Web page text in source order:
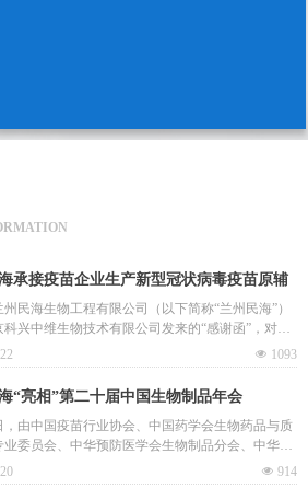
承接疫苗企业生产新型冠状病毒疫苗原辅
清供应的重要任务
民海生物工程有限公司（以下简称“兰州民海”）
科兴中维生物技术有限公司发来的“感谢函”，对公
来福-新型冠状病毒灭活疫苗”的研发和生产过程中
定物料支持和供应保障表示感谢。
넶 1093
“亮相”第二十届中国生物制品年会
，由中国疫苗行业协会、中国药学会生物药品与质
业委员会、中华预防医学会生物制品分会、中华预
疫苗与免疫分会、中国医药生物技术协会疫苗专业
中国微生物学会生物制品专业委员会共同主办
넶 914